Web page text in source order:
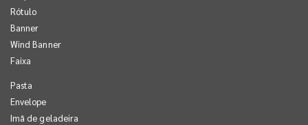
Rótulo
Banner
Wind Banner
Faixa
Pasta
Envelope
Imã de geladeira